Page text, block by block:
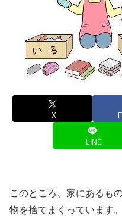
X
LINE
このところ、家にあるも
物を捨てまくっています。